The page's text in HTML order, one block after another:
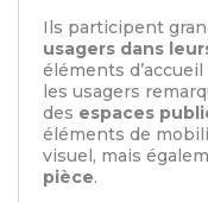
Ils participent
usagers dans
éléments
les usagers
des espaces
éléments de
visuel, mais
pièce.